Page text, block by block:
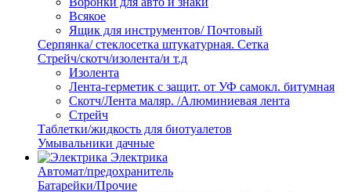
Всякое
Ящик для инструментов/ Почтовый
Серпянка/ стеклосетка штукатурная. Сетка
Стрейч/скотч/изолента/и т.д
Изолента
Лента-герметик с защит. от УФ самокл. битумная
Скотч/Лента маляр. /Алюминиевая лента
Стрейч
Таблетки/жидкость для биотуалетов
Умывальники дачные
Электрика
Автомат/предохранитель
Батарейки/Прочие